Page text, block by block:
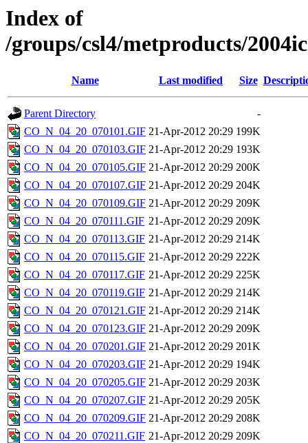
Index of
/groups/csl4/metproducts/
Name Last modified Size
Parent Directory
-
CO_N_04_20_070101.GIF 21-Apr-2012 20:29 199K
CO_N_04_20_070103.GIF 21-Apr-2012 20:29 193K
CO_N_04_20_070105.GIF 21-Apr-2012 20:29 200K
CO_N_04_20_070107.GIF 21-Apr-2012 20:29 204K
CO_N_04_20_070109.GIF 21-Apr-2012 20:29 209K
CO_N_04_20_070111.GIF 21-Apr-2012 20:29 209K
CO_N_04_20_070113.GIF 21-Apr-2012 20:29 214K
CO_N_04_20_070115.GIF 21-Apr-2012 20:29 222K
CO_N_04_20_070117.GIF 21-Apr-2012 20:29 225K
CO_N_04_20_070119.GIF 21-Apr-2012 20:29 214K
CO_N_04_20_070121.GIF 21-Apr-2012 20:29 214K
CO_N_04_20_070123.GIF 21-Apr-2012 20:29 209K
CO_N_04_20_070201.GIF 21-Apr-2012 20:29 201K
CO_N_04_20_070203.GIF 21-Apr-2012 20:29 194K
CO_N_04_20_070205.GIF 21-Apr-2012 20:29 203K
CO_N_04_20_070207.GIF 21-Apr-2012 20:29 205K
CO_N_04_20_070209.GIF 21-Apr-2012 20:29 208K
CO_N_04_20_070211.GIF 21-Apr-2012 20:29 209K